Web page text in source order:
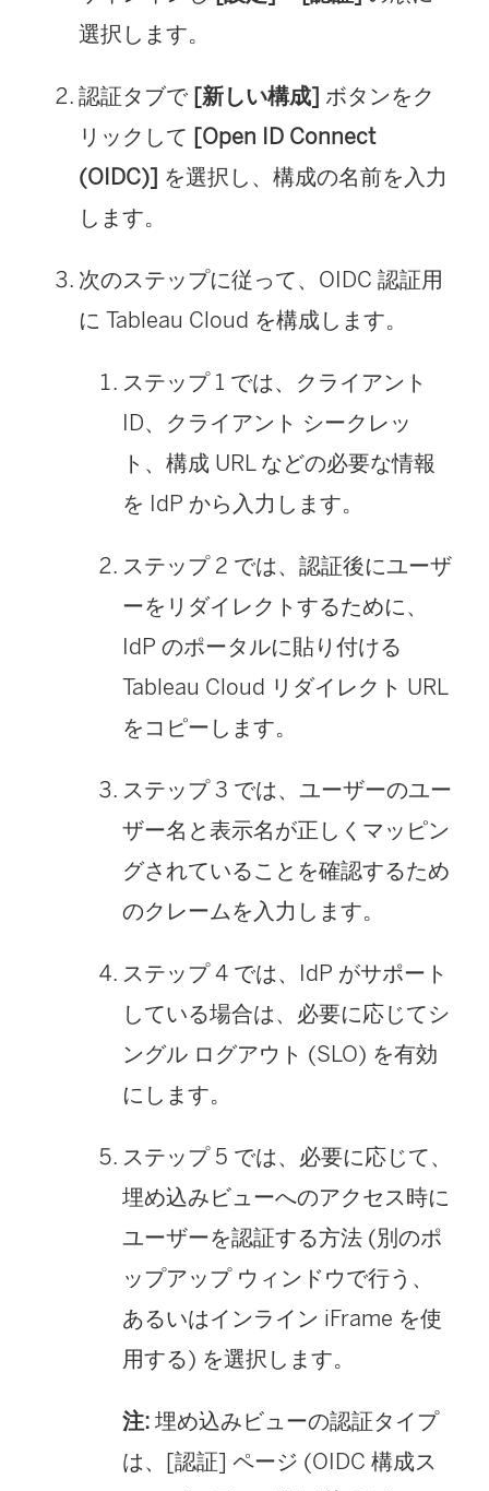
選択します。
認証タブで [新しい構成] ボタンをク
リックして [Open ID Connect
(OIDC)] を選択し、構成の名前を入力
します。
次のステップに従って、OIDC 認証用
に Tableau Cloud を構成します。
ステップ 1 では、クライアント
ID、クライアント シークレッ
ト、構成 URL などの必要な情報
を IdP から入力します。
ステップ 2 では、認証後にユーザ
ーをリダイレクトするために、
IdP のポータルに貼り付ける
Tableau Cloud リダイレクト URL
をコピーします。
ステップ 3 では、ユーザーのユー
ザー名と表示名が正しくマッピン
グされていることを確認するため
のクレームを入力します。
ステップ 4 では、IdP がサポート
している場合は、必要に応じてシ
ングル ログアウト (SLO) を有効
にします。
ステップ 5 では、必要に応じて、
埋め込みビューへのアクセス時に
ユーザーを認証する方法 (別のポ
ップアップ ウィンドウで行う、
あるいはインライン iFrame を使
用する) を選択します。
注: 埋め込みビューの認証タイプ
は、[認証] ページ (OIDC 構成ス